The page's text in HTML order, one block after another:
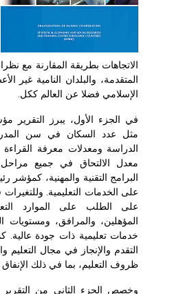
الاتجاهات بطريقة المقارنة مع
المتقدمة، والبلدان النامية غير
الإسلامي فضلا عن العالم ككل.
في الجزء الأول، يبرز التقرير
مثل عدد السكان في سن
الدراسة ومعدلات معرفة القراءة
معدل الالتحاق في جميع مراحل
البرامج التقنية والمهنية، كمؤشر
على الخدمات التعليمية. وللتغيرات
على الطلب على الموارد
المؤهلين، والمرافق، ومستويات
خدمات تعليمية ذات جودة عالية.
التقدم والإنجاز في مجال التعليم
ظروف التعليم، بما في ذلك الإنفاق
وخصص الجزء الثاني من التقرير